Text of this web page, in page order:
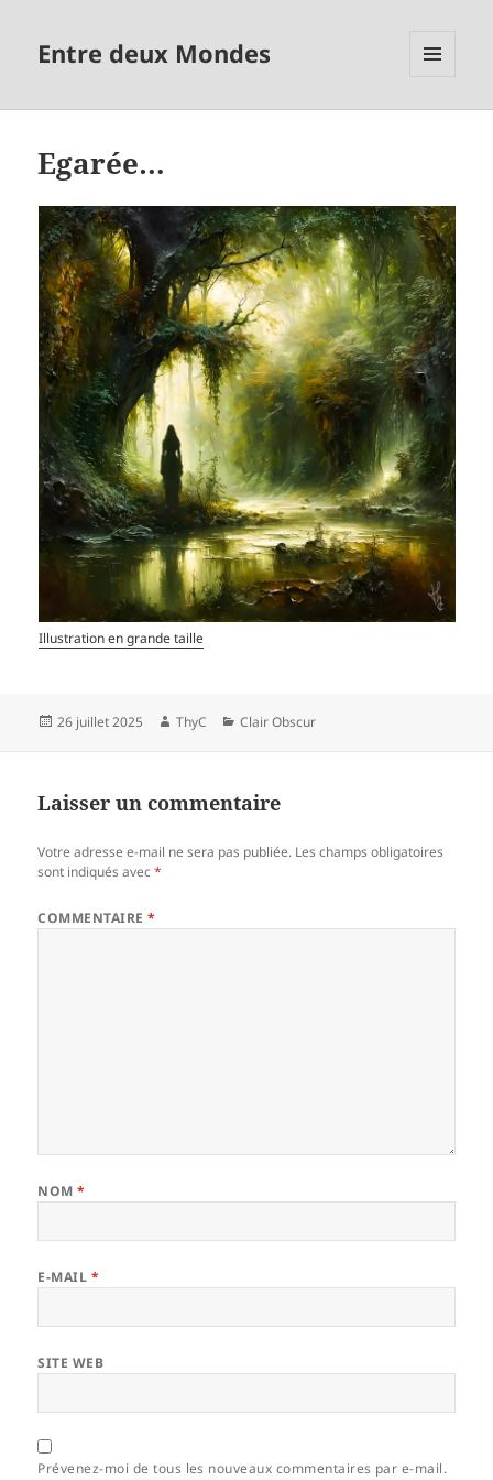
Entre deux Mondes
Egarée…
Illustration en grande taille
Publié
26 juillet 2025 Auteur
ThyC Catégories
Clair Obscur
Laisser un commentaire
Votre adresse e-mail ne sera pas publiée. Les champs obligatoires
sont indiqués avec*
COMMENTAIRE*
NOM*
E-MAIL *
SITE WEB
Prévenez-moi de tous les nouveaux commentaires par e-mail.